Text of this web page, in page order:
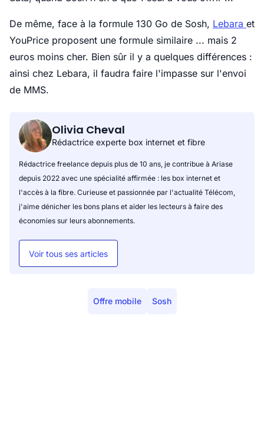
De même, face à la formule 130 Go de Sosh, Lebara et
YouPrice proposent une formule similaire ... mais 2
euros moins cher. Bien sûr il y a quelques différences :
ainsi chez Lebara, il faudra faire l'impasse sur l'envoi
de MMS.
Olivia Cheval
Rédactrice experte box internet et fibre
Rédactrice freelance depuis plus de 10 ans, je contribue à Ariase
depuis 2022 avec une spécialité affirmée : les box internet et
l'accès à la fibre. Curieuse et passionnée par l'actualité Télécom,
j'aime dénicher les bons plans et aider les lecteurs à faire des
économies sur leurs abonnements.
Voir tous ses articles
Offre mobile Sosh